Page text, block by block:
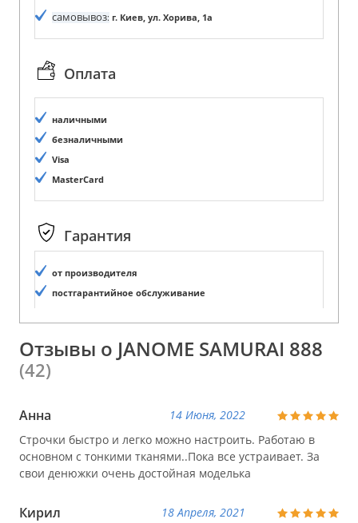
самовывоз: г. Киев, ул. Хорива, 1а
Оплата
наличными
безналичными
Visa
MasterCard
Гарантия
от производителя
постгарантийное обслуживание
Отзывы о JANOME SAMURAI 888
(42)
Анна
14 Июня, 2022
Строчки быстро и легко можно настроить. Работаю в
основном с тонкими тканями..Пока все устраивает. За
свои денюжки очень достойная моделька
Кирил
18 Апреля, 2021